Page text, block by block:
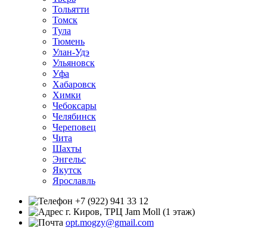
Тольятти
Томск
Тула
Тюмень
Улан-Удэ
Ульяновск
Уфа
Хабаровск
Химки
Чебоксары
Челябинск
Череповец
Чита
Шахты
Энгельс
Якутск
Ярославль
+7 (922) 941 33 12
г. Киров, ТРЦ Jam Moll (1 этаж)
opt.mogzy@gmail.com